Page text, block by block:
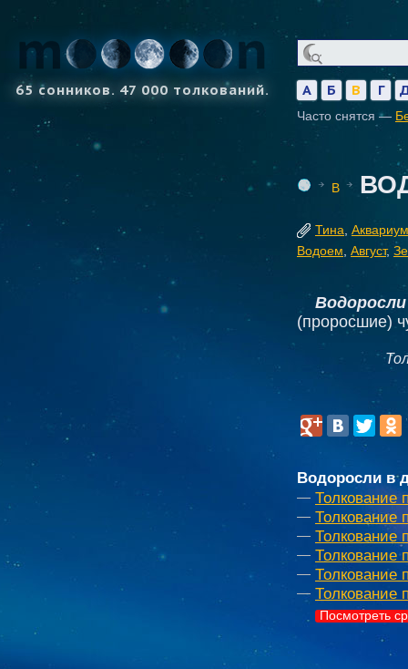
65 сонников. 47 000 толкований. А Б В Г
Часто снятся —
В
Тина Аквариум
Водоем Август,
Водоросли
(проросшие)
Водоросли в
Толкование
Толкование
Толкование
Толкование
Толкование
Толкование
Посмотреть